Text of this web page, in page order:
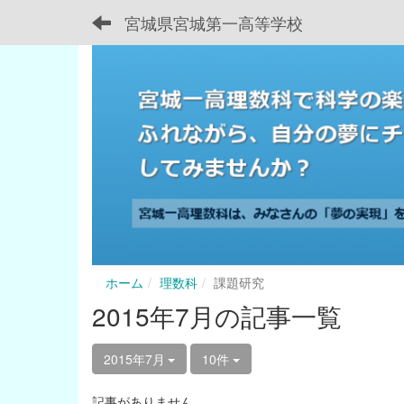
宮城県宮城第一高等学校
ホーム 理数科 課題研究
2015年7月の記事一覧
2015年7月 10件